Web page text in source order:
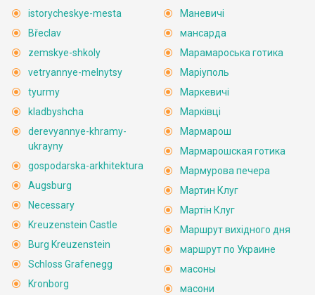
istorycheskye-mesta
Břeclav
zemskye-shkoly
vetryannye-melnytsy
tyurmy
kladbyshcha
derevyannye-khramy-
ukrayny
gospodarska-arkhitektura
Augsburg
Necessary
Kreuzenstein Castle
Burg Kreuzenstein
Schloss Grafenegg
Kronborg
Маневичі
мансарда
Марамароська готика
Маріуполь
Маркевичі
Марківці
Мармарош
Мармарошская готика
Мармурова печера
Мартин Клуг
Мартін Клуг
Маршрут вихідного дня
маршрут по Украине
масоны
масони